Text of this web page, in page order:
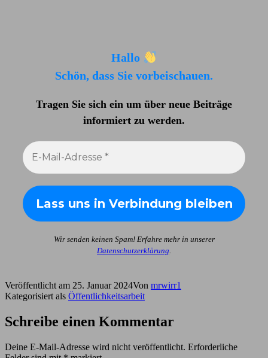
Hallo
Schön, dass Sie vorbeischauen.
Tragen Sie sich ein um über neue Beiträge
informiert zu werden.
Wir senden keinen Spam! Erfahre mehr in unserer
Datenschutzerklärung
Veröffentlicht am 25. Januar 2024Von mrwirr1
Kategorisiert als Öffentlichkeitsarbeit
Schreibe einen Kommentar
Deine E-Mail-Adresse wird nicht veröffentlicht. Erforderliche